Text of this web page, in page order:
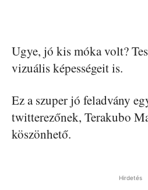
Ugye, jó kis móka volt?
vizuális képességeit is.
Ez a szuper jó feladvány
twitterezőnek, Terakubo
köszönhető.
Hirdetés